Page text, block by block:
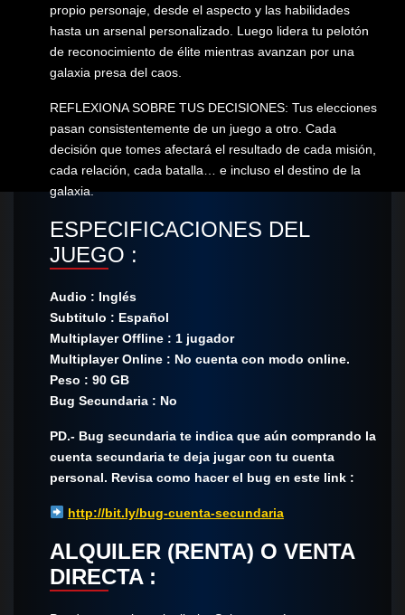
propio personaje, desde el aspecto y las habilidades
hasta un arsenal personalizado. Luego lidera tu pelotón
de reconocimiento de élite mientras avanzan por una
galaxia presa del caos.
REFLEXIONA SOBRE TUS DECISIONES: Tus elecciones
pasan consistentemente de un juego a otro. Cada
decisión que tomes afectará el resultado de cada misión,
cada relación, cada batalla… e incluso el destino de la
galaxia.
ESPECIFICACIONES DEL
JUEGO :
Audio : Inglés
Subtitulo : Español
Multiplayer Offline : 1 jugador
Multiplayer Online : No cuenta con modo online.
Peso : 90 GB
Bug Secundaria : No
PD.- Bug secundaria te indica que aún comprando la
cuenta secundaria te deja jugar con tu cuenta
personal. Revisa como hacer el bug en este link :
http://bit.ly/bug-cuenta-secundaria
ALQUILER (RENTA) O VENTA
DIRECTA :